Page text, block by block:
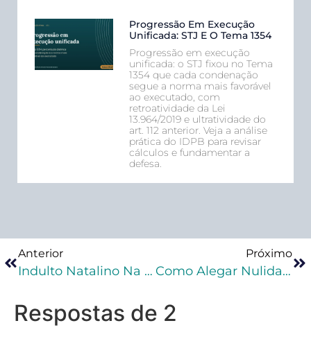
Progressão Em Execução
Unificada: STJ E O Tema 1354
Progressão em execução
unificada: o STJ fixou no Tema
1354 que cada condenação
segue a norma mais favorável
ao executado, com
retroatividade da Lei
13.964/2019 e ultratividade do
art. 112 anterior. Veja a análise
prática do IDPB para revisar
cálculos e fundamentar a
defesa.
Anterior
Indulto Natalino Na Prática Penal: Guia Completo Para Advogados Criminalistas
Próximo
Como Alegar Nulidades No Processo Penal?
Respostas de 2